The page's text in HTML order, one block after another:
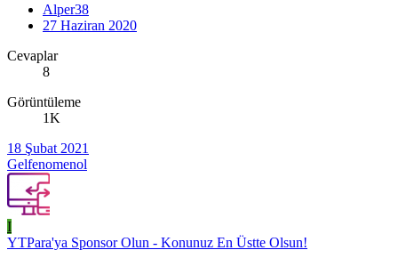
Alper38
27 Haziran 2020
Cevaplar
8
Görüntüleme
1K
18 Şubat 2021
Gelfenomenol
I
YTPara'ya Sponsor Olun - Konunuz En Üstte Olsun!